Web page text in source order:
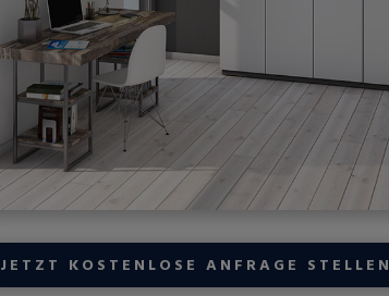
JETZT KOSTENLOSE ANFRAGE STELLEN